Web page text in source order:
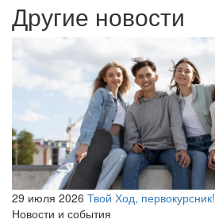
Другие новости
29 июля 2026 Твой Ход, первокурсник!
Новости и события